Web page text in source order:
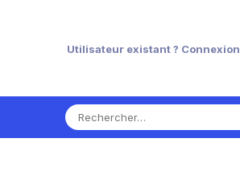
Utilisateur existant ? Connexion